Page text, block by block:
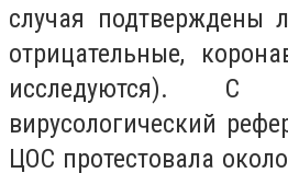
случая подтверждены
отрицательные,
исследуются). С
вирусологический
ЦОС протестовала